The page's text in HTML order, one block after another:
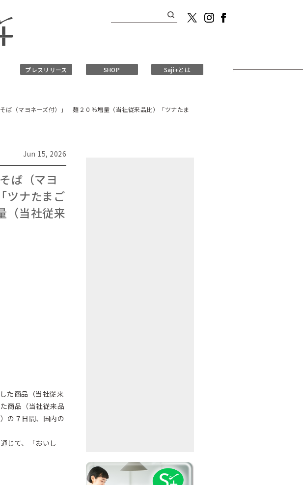
プレスリリース SHOP Saji+とは
（マヨネーズ付）」 麺２０％増量（当社従来品比）「ツナたま
Jun 15, 2026
ば（マヨ
ツナたまご
（当社従来
た商品（当社従来
商品（当社従来品
の７日間、国内の
じて、「おいし